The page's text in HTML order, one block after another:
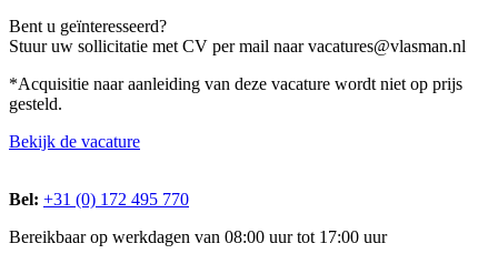
Bent u geïnteresseerd?
Stuur uw sollicitatie met CV per mail naar vacatures@vlasman.nl
*Acquisitie naar aanleiding van deze vacature wordt niet op prijs
gesteld.
Bekijk de vacature
Bel: +31 (0) 172 495 770
Bereikbaar op werkdagen van 08:00 uur tot 17:00 uur